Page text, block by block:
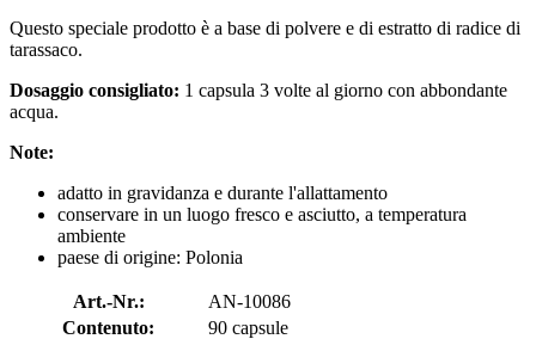
Questo speciale prodotto è a base di polvere e di estratto di radice di
tarassaco.
Dosaggio consigliato: 1 capsula 3 volte al giorno con abbondante
acqua.
Note:
adatto in gravidanza e durante l'allattamento
conservare in un luogo fresco e asciutto, a temperatura
ambiente
paese di origine: Polonia
Art.-Nr.:
AN-10086
Contenuto:
90 capsule